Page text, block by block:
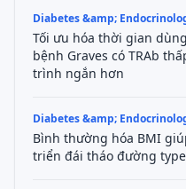
Diabetes &amp;
Tối ưu hóa thời gian
bệnh Graves có TRAb
trình ngắn hơn
Diabetes &amp;
Bình thường hóa BMI
triển đái tháo đường